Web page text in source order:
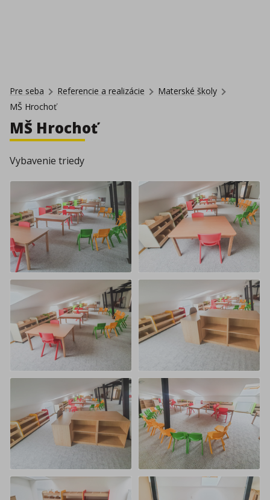
Pre seba Referencie a realizácie
Materské školy
MŠ Hrochoť
MŠ Hrochoť
Vybavenie triedy